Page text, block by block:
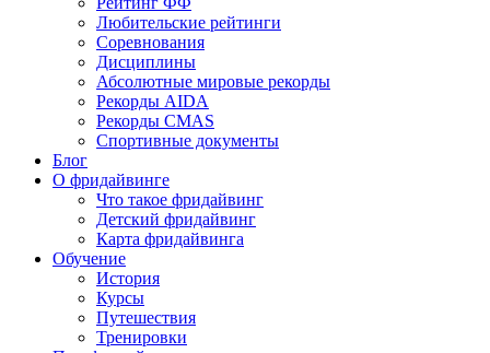
Любительские рейтинги
Соревнования
Дисциплины
Абсолютные мировые рекорды
Рекорды AIDA
Рекорды CMAS
Спортивные документы
Блог
О фридайвинге
Что такое фридайвинг
Детский фридайвинг
Карта фридайвинга
Обучение
История
Курсы
Путешествия
Тренировки